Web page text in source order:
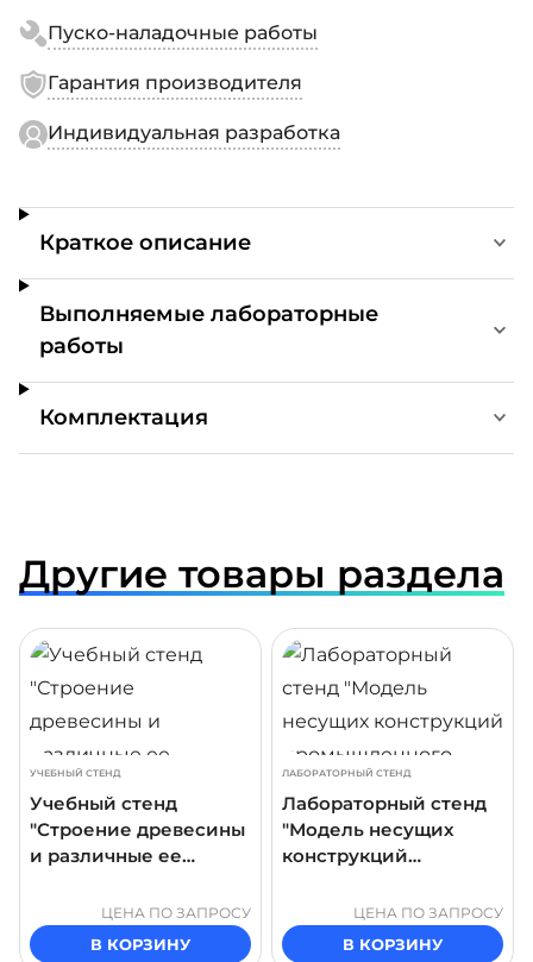
Пуско-наладочные работы
Гарантия производителя
Индивидуальная разработка
Краткое описание
Выполняемые лабораторные
работы
Комплектация
Другие товары раздела
УЧЕБНЫЙ СТЕНД
Учебный стенд
"Строение древесины
и различные ее
ЦЕНА ПО ЗАПРОСУ
В КОРЗИНУ
ЛАБОРАТОРНЫЙ СТЕНД
Лабораторный стенд
"Модель несущих
конструкций
здания"ЦЕНА ПО ЗАПРОСУ
В КОРЗИНУ
ПОДРОБНЕЕ